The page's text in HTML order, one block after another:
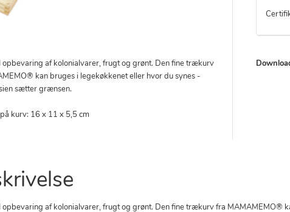
opbevaring af kolonialvarer, frugt og grønt. Den fine trækurv
kan bruges i legekøkkenet eller hvor du synes -
sætter grænsen.
kurv: 16 x 11 x 5,5 cm
opbevaring af kolonialvarer, frugt og grønt. Den fine trækurv fra MAMAMEMO®